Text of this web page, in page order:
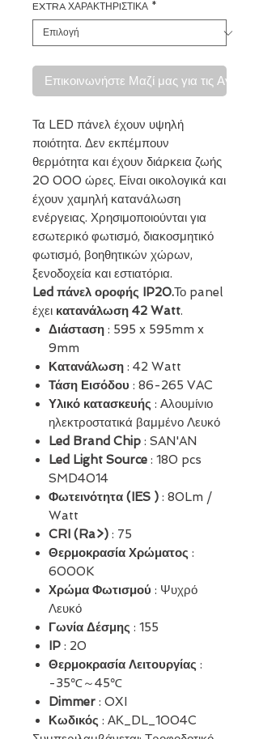
EXTRA ΧΑΡΑΚΤΗΡIΣΤΙΚΑ *
Επικοινωνήστε Μαζί μας για τις Αγορές
Τα LED πάνελ έχουν υψηλή
ποιότητα. Δεν εκπέμπουν
θερμότητα και έχουν διάρκεια ζωής
20 000 ώρες. Είναι οικολογικά και
έχουν χαμηλή κατανάλωση
ενέργειας. Χρησιμοποιούνται για
εσωτερικό φωτισμό, διακοσμητικό
φωτισμό, βοηθητικών χώρων,
ξενοδοχεία και εστιατόρια.
Led πάνελ οροφής IP20.Το panel
έχει κατανάλωση 42 Watt.
Διάσταση : 595 x 595mm x
9mm
Κατανάλωση : 42 Watt
Τάση Εισόδου : 86-265 VAC
Υλικό κατασκευής : Αλουμίνιο
ηλεκτροστατικά βαμμένο Λευκό
Led Brand Chip : SAN'AN
Led Light Source : 180 pcs
SMD4014
Φωτεινότητα (IES ) : 80Lm /
Watt
CRI (Ra>) : 75
Θερμοκρασία Χρώματος :
6000K
Χρώμα Φωτισμού : Ψυχρό
Λευκό
Γωνία Δέσμης : 155
IP : 20
Θερμοκρασία Λειτουργίας :
-35℃～45℃
Dimmer : OXI
Κωδικός : ΑΚ_DL_1004C